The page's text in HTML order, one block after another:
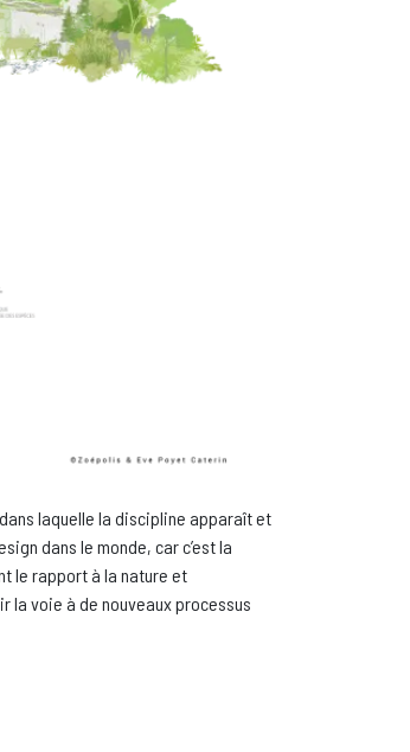
laquelle la discipline apparaît et
dans le monde, car c’est la
le rapport à la nature et
la voie à de nouveaux processus